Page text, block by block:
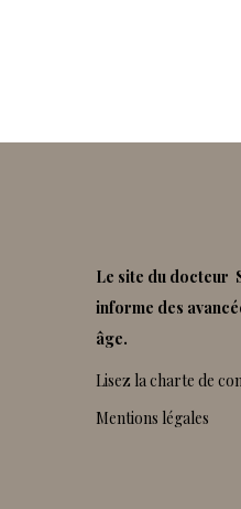
Le site du docteur
informe des
âge.
Lisez la charte de
Mentions légales